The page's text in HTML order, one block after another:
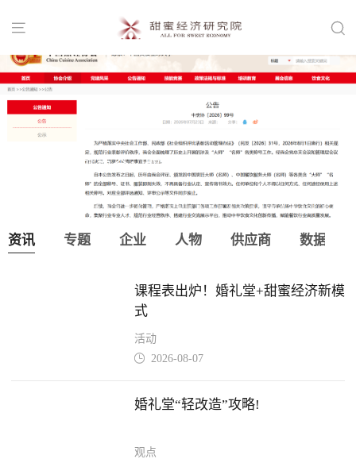
 
中国烹饪协会：取消“大师”“名师”等称
资讯 专题 企业 人物 供应商 数据
课程表出炉！婚礼堂+甜蜜经济新模
式
活动
 2026-08-07
婚礼堂“轻改造”攻略!
观点